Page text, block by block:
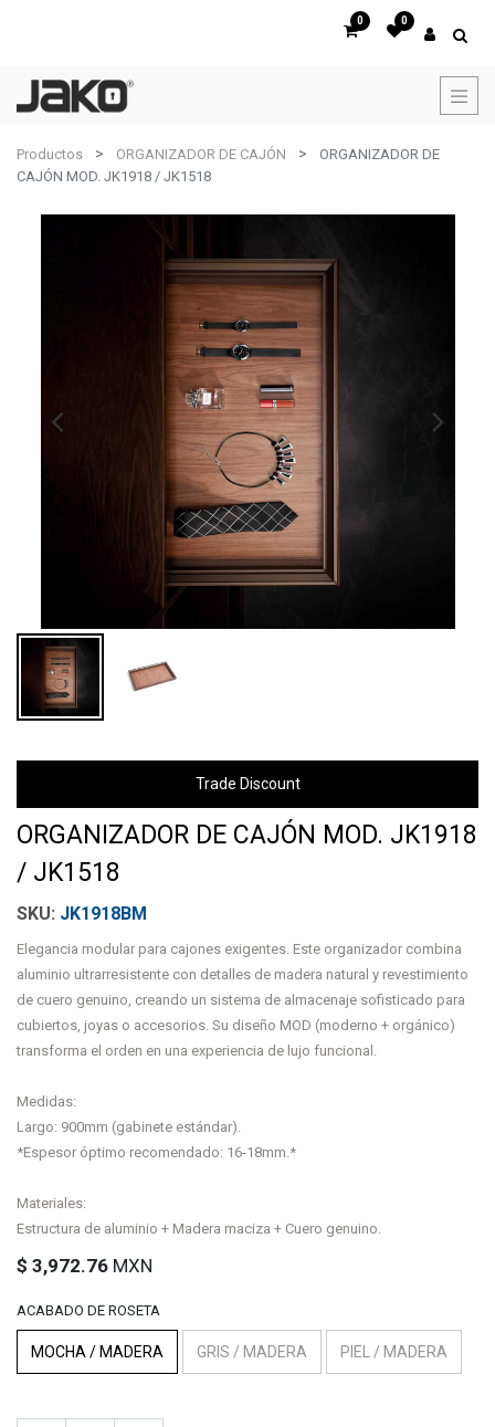
0 0
Productos ORGANIZADOR DE CAJÓN
ORGANIZADOR DE
CAJÓN MOD. JK1918 / JK1518
Trade Discount
ORGANIZADOR DE CAJÓN MOD. JK1918
/ JK1518
JK1918BM
Elegancia modular para cajones exigentes. Este organizador combina
aluminio ultrarresistente con detalles de madera natural y revestimiento
de cuero genuino, creando un sistema de almacenaje sofisticado para
cubiertos, joyas o accesorios. Su diseño MOD (moderno + orgánico)
transforma el orden en una experiencia de lujo funcional.
Medidas:
Largo: 900mm (gabinete estándar).
*Espesor óptimo recomendado: 16-18mm.*
Materiales:
Estructura de aluminio + Madera maciza + Cuero genuino.
$ 3,972.76 MXN
ACABADO DE ROSETA
MOCHA / MADERA GRIS / MADERA PIEL / MADERA